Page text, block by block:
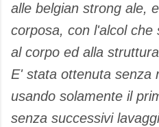
alle belgian strong ale,
corposa, con l'alcol
al corpo ed alla
E' stata ottenuta senza
usando solamente il
senza successivi